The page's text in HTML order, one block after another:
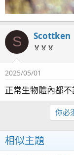
S Scottken
🏅🏅🏅
2025/05/01
正常生物體內都
你必
相似主題